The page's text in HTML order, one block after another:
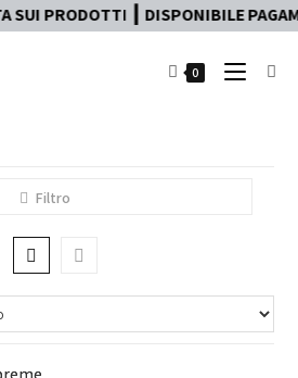
┃ DISPONIBILE
0
Filtro